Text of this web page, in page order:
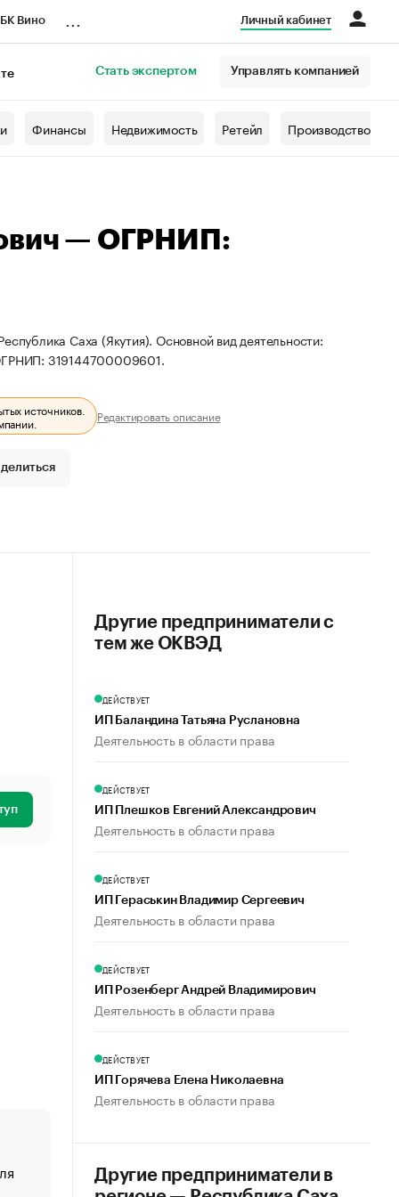
Вино Личный кабинет
Стать экспертом Управлять компанией
Финансы Недвижимость Ретейл Производство
— ОГРНИП:
Саха (Якутия). Основной вид деятельности:
319144700009601.
источников. Редактировать описание
«От спорта тело стареет иначе». Как живет глава
создавшей GTA
Другие предприниматели с
тем же ОКВЭД
ДЕЙСТВУЕТ
ИП Баландина Татьяна Руслановна
Деятельность в области права
ДЕЙСТВУЕТ
ИП Плешков Евгений Александрович
Деятельность в области права
ДЕЙСТВУЕТ
ИП Гераськин Владимир Сергеевич
Деятельность в области права
ДЕЙСТВУЕТ
ИП Розенберг Андрей Владимирович
Деятельность в области права
ДЕЙСТВУЕТ
ИП Горячева Елена Николаевна
Деятельность в области права
Другие предприниматели в